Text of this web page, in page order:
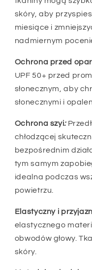
skóry, aby
miesiące i
nadmiernym
Ochrona przed
UPF 50+ przed
słonecznym, aby
słonecznymi i
Ochrona szyi:
chłodzącej
bezpośrednim
tym samym
idealna podczas
powietrzu.
Elastyczny i
elastycznego
obwodów głowy.
skóry.